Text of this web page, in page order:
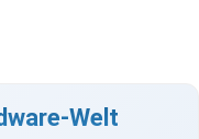
Welt